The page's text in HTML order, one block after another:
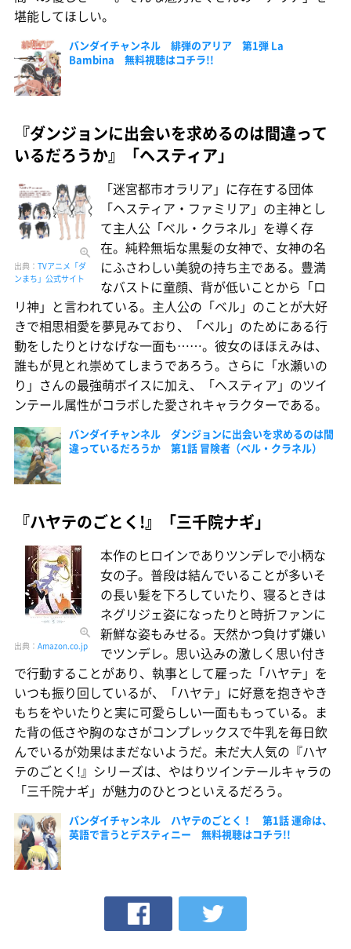
堪能してほしい。
バンダイチャンネル 緋弾のアリア 第1弾 La
Bambina 無料視聴はコチラ!!
『ダンジョンに出会いを求めるのは間違って
いるだろうか』「ヘスティア」
出典： TVアニメ「ダ
ンまち」公式サイト
「迷宮都市オラリア」に存在する団体
「ヘスティア・ファミリア」の主神とし
て主人公「ベル・クラネル」を導く存
在。純粋無垢な黒髪の女神で、女神の名
にふさわしい美貌の持ち主である。豊満
なバストに童顔、背が低いことから「ロ
リ神」と言われている。主人公の「ベル」のことが大好
きで相思相愛を夢見みており、「ベル」のためにある行
動をしたりとけなげな一面も……。彼女のほほえみは、
誰もが見とれ崇めてしまうであろう。さらに「水瀬いの
り」さんの最強萌ボイスに加え、「ヘスティア」のツイ
ンテール属性がコラボした愛されキャラクターである。
バンダイチャンネル ダンジョンに出会いを求めるのは間
違っているだろうか 第1話 冒険者（ベル・クラネル）
『ハヤテのごとく!』「三千院ナギ」
出典： Amazon.co.jp
本作のヒロインでありツンデレで小柄な
女の子。普段は結んでいることが多いそ
の長い髪を下ろしていたり、寝るときは
ネグリジェ姿になったりと時折ファンに
新鮮な姿もみせる。天然かつ負けず嫌い
でツンデレ。思い込みの激しく思い付き
で行動することがあり、執事として雇った「ハヤテ」を
いつも振り回しているが、「ハヤテ」に好意を抱きやき
もちをやいたりと実に可愛らしい一面ももっている。ま
た背の低さや胸のなさがコンプレックスで牛乳を毎日飲
んでいるが効果はまだないようだ。未だ大人気の『ハヤ
テのごとく!』シリーズは、やはりツインテールキャラの
「三千院ナギ」が魅力のひとつといえるだろう。
バンダイチャンネル ハヤテのごとく！ 第1話 運命は、
英語で言うとデスティニー 無料視聴はコチラ!!